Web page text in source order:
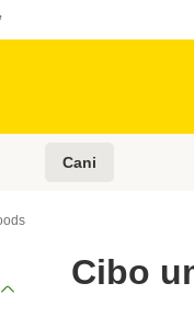
Occasioni
Apri Menù
Cani
Cibo